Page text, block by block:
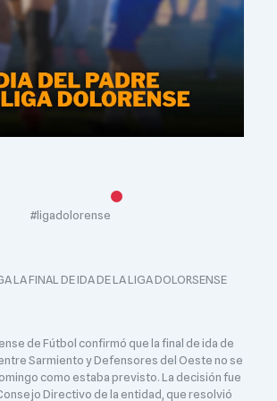
#ligadolorense
LA FINAL DE IDA DE LA LIGA DOLORSENSE
de Fútbol confirmó que la final de ida de
Sarmiento y Defensores del Oeste no se
como estaba previsto. La decisión fue
Directivo de la entidad, que resolvió